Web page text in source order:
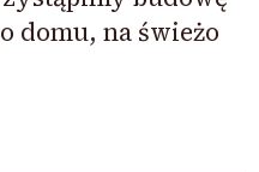
domu, na świeżo